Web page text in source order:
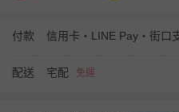
付款
配送 宅配 免運